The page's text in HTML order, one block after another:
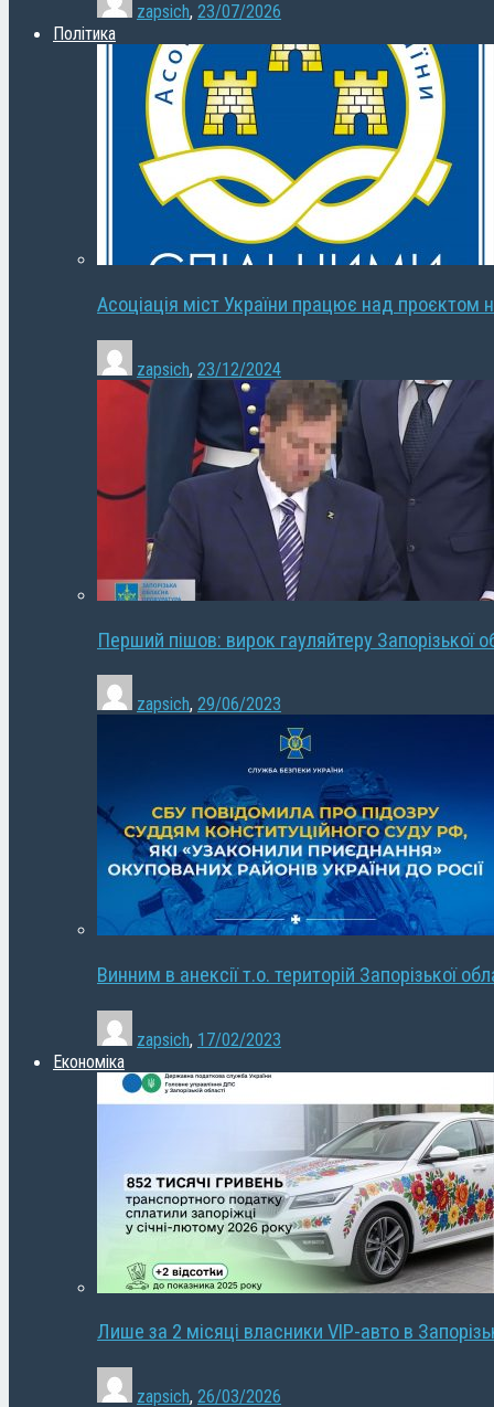
zapsich, 23/07/2026
Політика
Асоціація міст України працює над проєктом
zapsich, 23/12/2024
Перший пішов: вирок гауляйтеру Запорізької
zapsich, 29/06/2023
Винним в анексії т.о. територій Запорізької
zapsich, 17/02/2023
Економіка
Лише за 2 місяці власники VIP-авто в
zapsich, 26/03/2026